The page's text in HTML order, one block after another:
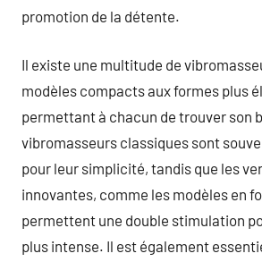
promotion de la détente.
Il existe une multitude de
modèles compacts aux formes plus
permettant à chacun de trouver son
vibromasseurs classiques sont
pour leur simplicité, tandis que les
innovantes, comme les modèles en
permettent une double stimulation
plus intense. Il est également